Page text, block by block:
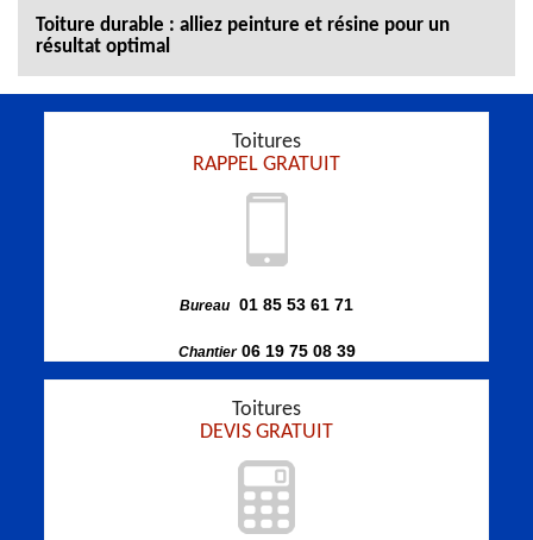
Toiture durable : alliez peinture et résine pour un
résultat optimal
Toitures
RAPPEL GRATUIT
Bureau 01 85 53 61 71
Chantier06 19 75 08 39
Toitures
DEVIS GRATUIT